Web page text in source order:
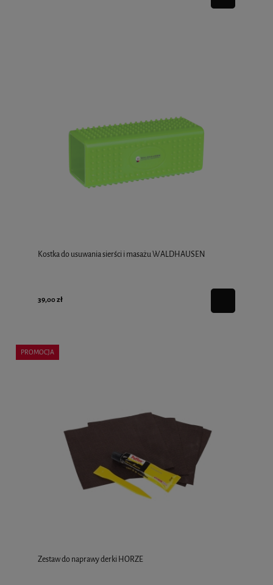
Kostka do usuwania sierści i masażu WALDHAUSEN
39,00 zł
Zestaw do naprawy derki HORZE
PROMOCJA